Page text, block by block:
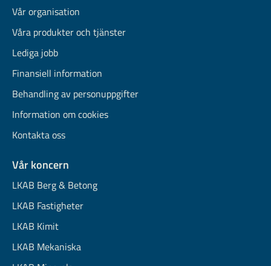
Vår organisation
Våra produkter och tjänster
Lediga jobb
Finansiell information
Behandling av personuppgifter
Information om cookies
Kontakta oss
Vår koncern
LKAB Berg & Betong
LKAB Fastigheter
LKAB Kimit
LKAB Mekaniska